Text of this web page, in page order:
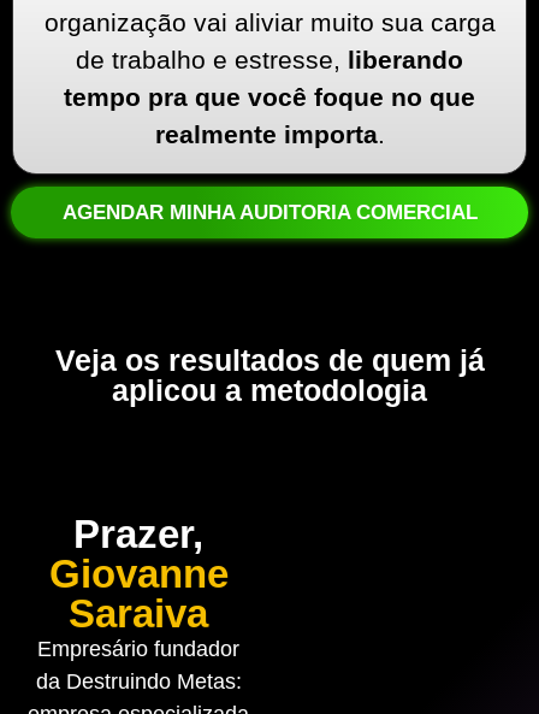
organização vai aliviar muito sua carga
de trabalho e estresse, liberando
tempo pra que você foque no que
realmente importa.
AGENDAR MINHA AUDITORIA COMERCIAL
Veja os resultados de quem já
aplicou a metodologia
Prazer,
Giovanne
Saraiva
Empresário fundador
da Destruindo Metas: